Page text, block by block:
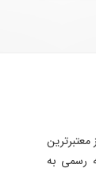
معتبرترین
رسمی به